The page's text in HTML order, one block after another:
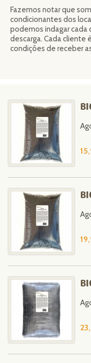
Fazemos notar que
condicionantes dos
podemos indagar cada
descarga. Cada cliente
condições de receber